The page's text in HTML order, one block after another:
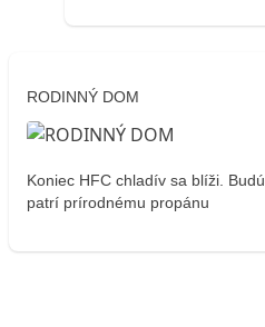
RODINNÝ DOM
Koniec HFC chladív sa blíži.
patrí prírodnému propánu